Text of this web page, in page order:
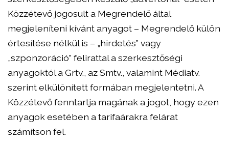
Közzétevő jogosult a Megrendelő által
megjeleníteni kívánt anyagot – Megrendelő külön
értesítése nélkül is – „hirdetés” vagy
„szponzoráció” felirattal a szerkesztőségi
anyagoktól a Grtv., az Smtv., valamint Médiatv.
szerint elkülönített formában megjelentetni. A
Közzétevő fenntartja magának a jogot, hogy ezen
anyagok esetében a tarifaárakra felárat
számítson fel.